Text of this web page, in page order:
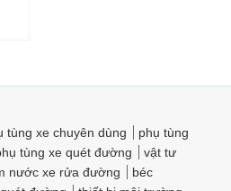
tùng xe chuyên dùng
phụ tùng
tùng xe quét đường
vật tư
nước xe rửa đường
béc